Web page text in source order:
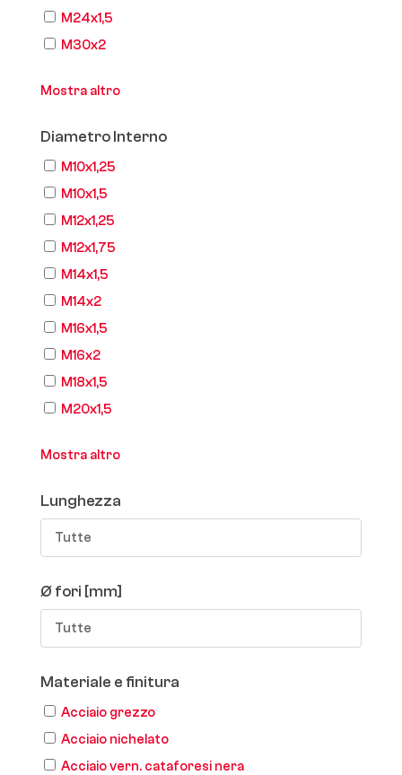
M24x1,5
M30x2
Mostra altro
Diametro Interno
M10x1,25
M10x1,5
M12x1,25
M12x1,75
M14x1,5
M14x2
M16x1,5
M16x2
M18x1,5
M20x1,5
Mostra altro
Lunghezza
Tutte
Ø fori [mm]
Tutte
Materiale e finitura
Acciaio grezzo
Acciaio nichelato
Acciaio vern. cataforesi nera